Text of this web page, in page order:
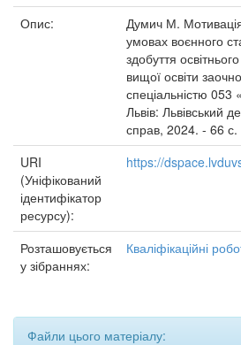
Опис:
Думич М.
умовах воєнного
здобуття
вищої освіти
спеціальністю
Львів: Львівський
справ, 2024. - 66 с.
URI
(Уніфікований
ідентифікатор
ресурсу):
https://
Розташовується
у зібраннях:
Кваліфікаційні
Файли цього матеріалу: